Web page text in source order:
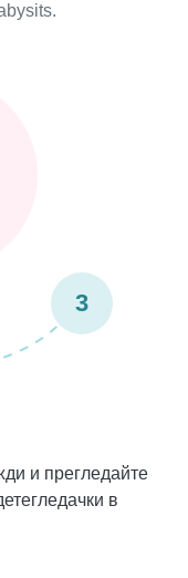
3
и прегледайте
в